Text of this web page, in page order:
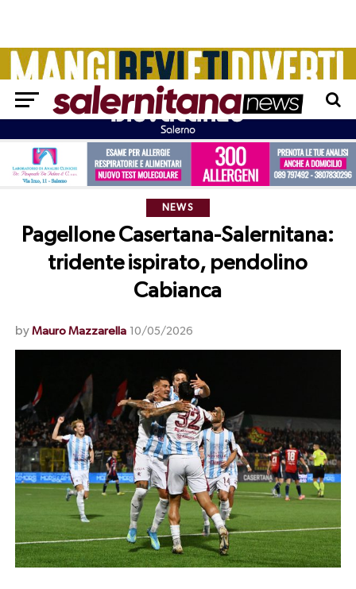
NEWS
Pagellone Casertana-Salernitana:
tridente ispirato, pendolino
Cabianca
by Mauro Mazzarella 10/05/2026